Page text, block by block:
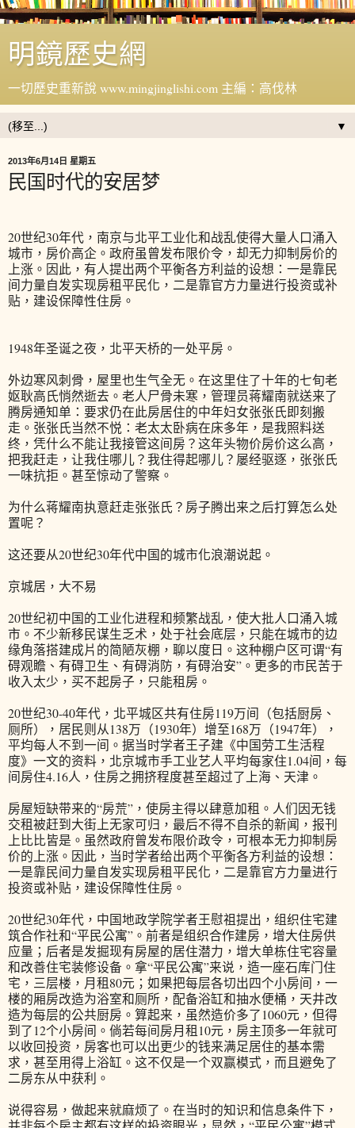
明鏡歷史網
一切歷史重新說 www.mingjinglishi.com 主編：高伐林
▼
2013年6月14日 星期五
民国时代的安居梦
20世纪30年代，南京与北平工业化和战乱使得大量人口涌入
城市，房价高企。政府虽曾发布限价令，却无力抑制房价的
上涨。因此，有人提出两个平衡各方利益的设想：一是靠民
间力量自发实现房租平民化，二是靠官方力量进行投资或补
贴，建设保障性住房。
1948年圣诞之夜，北平天桥的一处平房。
外边寒风刺骨，屋里也生气全无。在这里住了十年的七旬老
妪耿高氏悄然逝去。老人尸骨未寒，管理员蒋耀南就送来了
腾房通知单：要求仍在此房居住的中年妇女张张氏即刻搬
走。张张氏当然不悦：老太太卧病在床多年，是我照料送
终，凭什么不能让我接管这间房？这年头物价房价这么高，
把我赶走，让我住哪儿？我住得起哪儿？屡经驱逐，张张氏
一味抗拒。甚至惊动了警察。
为什么蒋耀南执意赶走张张氏？房子腾出来之后打算怎么处
置呢？
这还要从20世纪30年代中国的城市化浪潮说起。
京城居，大不易
20世纪初中国的工业化进程和频繁战乱，使大批人口涌入城
市。不少新移民谋生乏术，处于社会底层，只能在城市的边
缘角落搭建成片的简陋灰棚，聊以度日。这种棚户区可谓“有
碍观瞻、有碍卫生、有碍消防，有碍治安”。更多的市民苦于
收入太少，买不起房子，只能租房。
20世纪30-40年代，北平城区共有住房119万间（包括厨房、
厕所），居民则从138万（1930年）增至168万（1947年），
平均每人不到一间。据当时学者王子建《中国劳工生活程
度》一文的资料，北京城市手工业艺人平均每家住1.04间，每
间房住4.16人，住房之拥挤程度甚至超过了上海、天津。
房屋短缺带来的“房荒”，使房主得以肆意加租。人们因无钱
交租被赶到大街上无家可归，最后不得不自杀的新闻，报刊
上比比皆是。虽然政府曾发布限价政令，可根本无力抑制房
价的上涨。因此，当时学者给出两个平衡各方利益的设想：
一是靠民间力量自发实现房租平民化，二是靠官方力量进行
投资或补贴，建设保障性住房。
20世纪30年代，中国地政学院学者王慰祖提出，组织住宅建
筑合作社和“平民公寓”。前者是组织合作建房，增大住房供
应量；后者是发掘现有房屋的居住潜力，增大单栋住宅容量
和改善住宅装修设备。拿“平民公寓”来说，造一座石库门住
宅，三层楼，月租80元；如果把每层各切出四个小房间，一
楼的厢房改造为浴室和厕所，配备浴缸和抽水便桶，天井改
造为每层的公共厨房。算起来，虽然造价多了1060元，但得
到了12个小房间。倘若每间房月租10元，房主顶多一年就可
以收回投资，房客也可以出更少的钱来满足居住的基本需
求，甚至用得上浴缸。这不仅是一个双赢模式，而且避免了
二房东从中获利。
说得容易，做起来就麻烦了。在当时的知识和信息条件下，